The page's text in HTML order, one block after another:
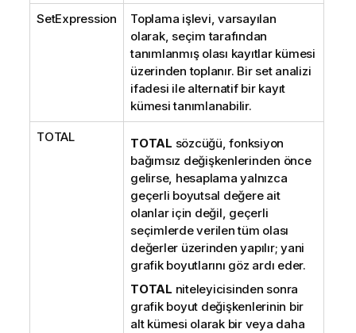
SetExpression
Toplama işlevi, varsayılan
olarak, seçim tarafından
tanımlanmış olası kayıtlar kümesi
üzerinden toplanır. Bir set analizi
ifadesi ile alternatif bir kayıt
kümesi tanımlanabilir.
TOTAL TOTAL sözcüğü, fonksiyon
bağımsız değişkenlerinden önce
gelirse, hesaplama yalnızca
geçerli boyutsal değere ait
olanlar için değil, geçerli
seçimlerde verilen tüm olası
değerler üzerinden yapılır; yani
grafik boyutlarını göz ardı eder.
TOTAL niteleyicisinden sonra
grafik boyut değişkenlerinin bir
alt kümesi olarak bir veya daha